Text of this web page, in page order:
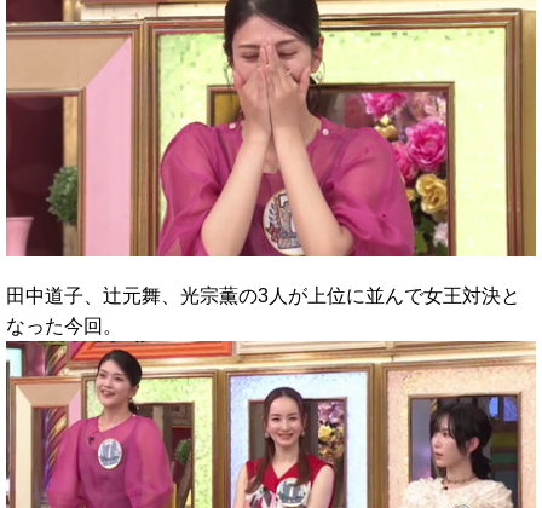
田中道子、辻元舞、光宗薫の3人が上位に並んで女王対決と
なった今回。